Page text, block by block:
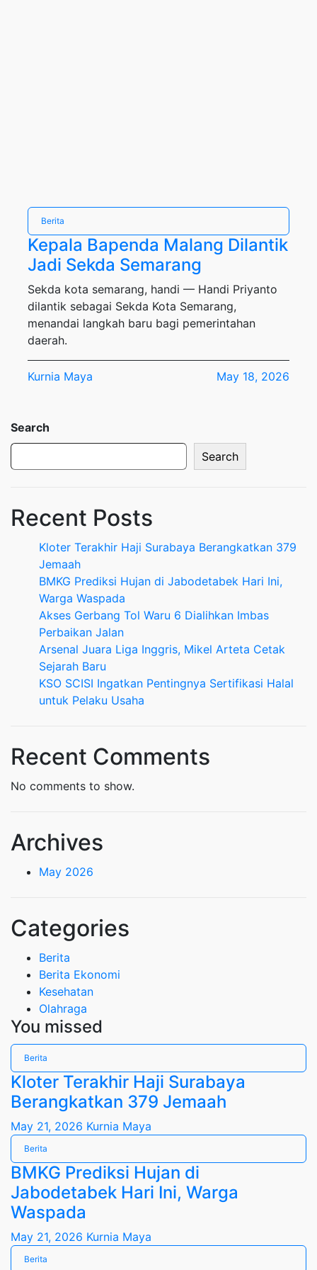
Berita
Kepala Bapenda Malang Dilantik
Jadi Sekda Semarang
May 18, 2026
Kurnia Maya
Sekda kota semarang, handi — Handi Priyanto
dilantik sebagai Sekda Kota Semarang,
menandai langkah baru bagi pemerintahan
daerah.
Search
Search
Recent Posts
Kloter Terakhir Haji Surabaya Berangkatkan 379
Jemaah
BMKG Prediksi Hujan di Jabodetabek Hari Ini,
Warga Waspada
Akses Gerbang Tol Waru 6 Dialihkan Imbas
Perbaikan Jalan
Arsenal Juara Liga Inggris, Mikel Arteta Cetak
Sejarah Baru
KSO SCISI Ingatkan Pentingnya Sertifikasi Halal
untuk Pelaku Usaha
Recent Comments
No comments to show.
Archives
May 2026
Categories
Berita
Berita Ekonomi
Kesehatan
Olahraga
You missed
Berita
Kloter Terakhir Haji Surabaya
Berangkatkan 379 Jemaah
May 21, 2026 Kurnia Maya
Berita
BMKG Prediksi Hujan di
Jabodetabek Hari Ini, Warga
Waspada
May 21, 2026 Kurnia Maya
Berita